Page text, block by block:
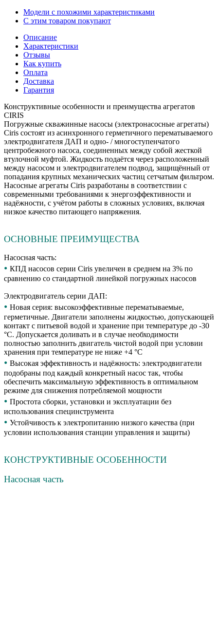
Модели с похожими характеристиками
С этим товаром покупают
Описание
Характеристики
Отзывы
Как купить
Оплата
Доставка
Гарантия
Конструктивные особенности и преимущества агрегатов
CIRIS
Погружные скважинные насосы (электронасосные агрегаты)
Ciris состоят из асинхронного герметичного перематываемого
электродвигателя ДАП и одно- / многоступенчатого
центробежного насоса, соединенных между собой жесткой
втулочной муфтой. Жидкость подаётся через расположенный
между насосом и электродвигателем подвод, защищённый от
попадания крупных механических частиц сетчатым фильтром.
Насосные агрегаты Ciris разработаны в соответствии с
современными требованиями к энергоэффективности и
надёжности, с учётом работы в сложных условиях, включая
низкое качество питающего напряжения.
ОСНОВНЫЕ ПРЕИМУЩЕСТВА
Насосная часть:
• КПД насосов серии Ciris увеличен в среднем на 3% по
сравнению со стандартной линейкой погружных насосов
Электродвигатель серии ДАП:
• Новая серия: высокоэффективные перематываемые,
герметичные. Двигатели заполнены жидкостью, допускающей
контакт с питьевой водой и хранение при температуре до -30
°С. Допускается доливать и в случае необходимости
полностью заполнить двигатель чистой водой при условии
хранения при температуре не ниже +4 °С
• Высокая эффективность и надёжность: электродвигатели
подобраны под каждый конкретный насос так, чтобы
обеспечить максимальную эффективность в оптимальном
режиме для снижения потребляемой мощности
• Простота сборки, установки и эксплуатации без
использования специнструмента
• Устойчивость к электропитанию низкого качества (при
условии использования станции управления и защиты)
КОНСТРУКТИВНЫЕ ОСОБЕННОСТИ
Насосная часть